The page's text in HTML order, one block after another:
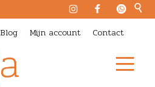
Blog Mijn account Contact